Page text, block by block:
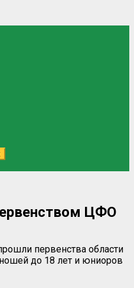
ЦФО
первенства области
до 18 лет и юниоров